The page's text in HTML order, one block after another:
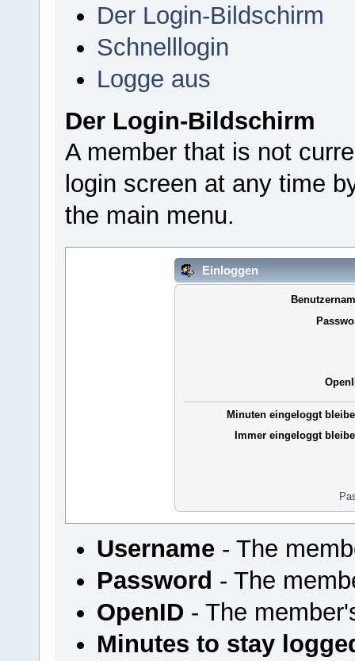
Der Login-Bildschirm
Schnelllogin
Logge aus
Der Login-Bildschirm
A member that is not
login screen at any time
the main menu.
Einloggen
Minuten eingeloggt
Immer eingeloggt
Username- The
Password - The
OpenID - The
Minutes to stay